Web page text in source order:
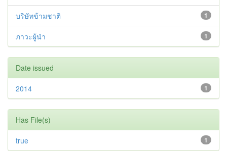
1
บริษัทข้ามชาติ
1
ภาวะผู้นำ
Date issued
1
2014
Has File(s)
1
true